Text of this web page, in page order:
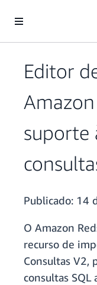
Pular para o conteúdo
Editor
suporte
Publicado: 14
O Amazon
recurso de
Consultas V2,
consultas SQL